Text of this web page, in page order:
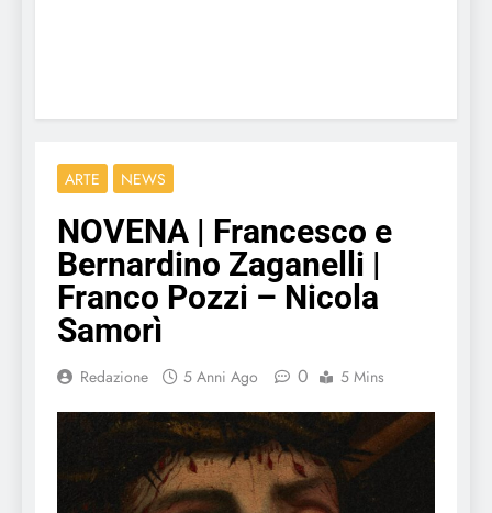
ARTE NEWS
NOVENA | Francesco e
Bernardino Zaganelli |
Franco Pozzi – Nicola
Samorì
Redazione 5 Anni Ago 0 5 Mins